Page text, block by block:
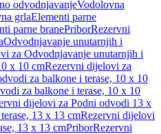
odvodnjavanjeVodolovna
grlaElementi parne
parne branePriborRezervni
Odvodnjavanje unutarnjih i
za Odvodnjavanje unutarnjih i
x 10 cmRezervni dijelovi za
za balkone i terase, 10 x 10
za balkone i terase, 10 x 10
dijelovi za Podni odvodi 13 x
13 x 13 cmRezervni dijelovi
13 x 13 cmPriborRezervni